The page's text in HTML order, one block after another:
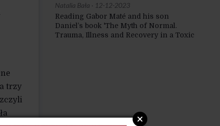
trzy
Natalia Bała · 12-12-2023
Reading Gabor Maté and his son
Daniel’s book 'The Myth of Normal.
Trauma, Illness and Recovery in a Toxic